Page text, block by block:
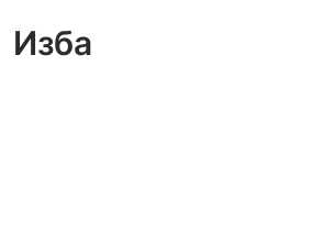
Изба